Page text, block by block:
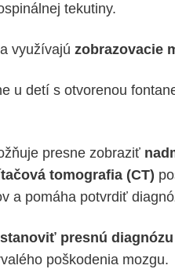
tekutiny.
využívajú zobrazovacie
u detí s otvorenou
presne zobraziť
tomografia (CT)
a pomáha potvrdiť
stanoviť presnú
poškodenia mozgu.